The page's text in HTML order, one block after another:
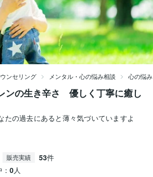
ンセリング メンタル・心の悩み相談 心の悩
ンの生き辛さ 優しく丁寧に癒し
たの過去にあると薄々気づいていますよ
販売実績 53件
0人